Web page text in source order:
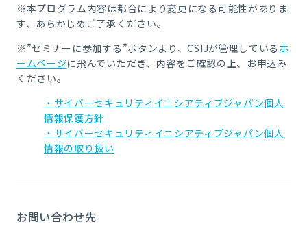
※本プログラム内容は都合により変更になる可能性がありま
す、あらかじめご了承ください。
※”セミナーに参加する”ボタンより、CSIJが管理している ホ
ームページに飛んでいただき、内容をご確認の上、お申込み
ください。
・サイバーセキュリティイニシアティブジャパン個人
情報保護方針
・サイバーセキュリティイニシアティブジャパン個人
情報の取り扱い
お問い合わせ先